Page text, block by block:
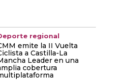
regional
emite la II Vuelta
a Castilla-La
Leader en una
cobertura